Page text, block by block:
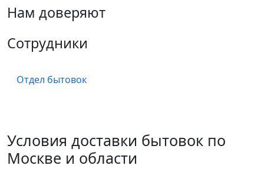
Нам доверяют
Сотрудники
Отдел бытовок
Условия доставки бытовок по
Москве и области